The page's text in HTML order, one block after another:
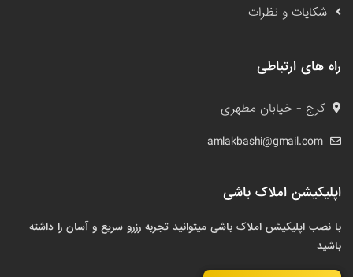
شکایات و نظرات
راه های ارتباطی
کرج - خیابان مطهری
amlakbashi@gmail.com
اپلیکیشن املاک باشی
با نصب اپلیکیشن املاک باشی میتوانید تجربه رزرو سریع و آسان را داشته
باشید